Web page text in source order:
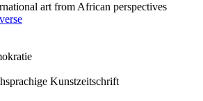
art from African perspectives
Kunstzeitschrift